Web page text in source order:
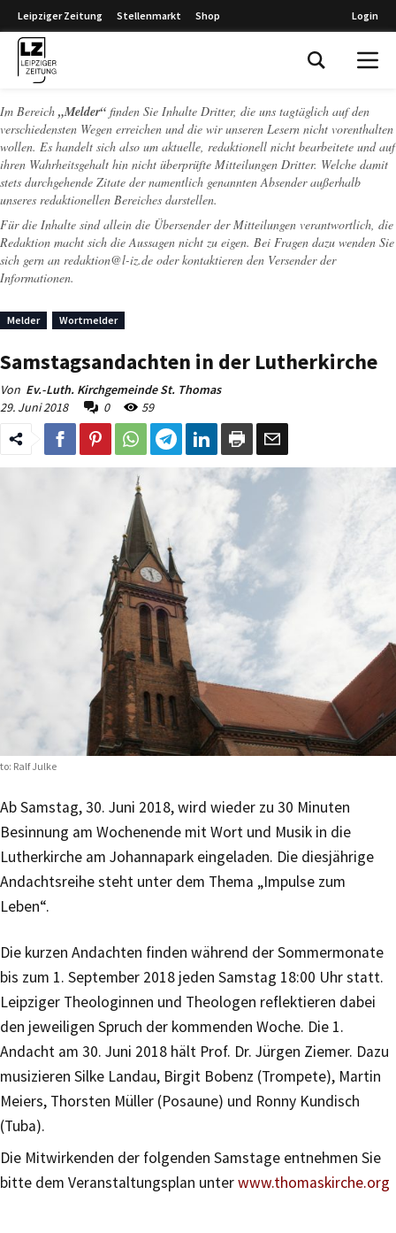
Leipziger Zeitung Stellenmarkt Shop Login
Im Bereich „Melder“ finden Sie Inhalte Dritter, die uns tagtäglich auf den
verschiedensten Wegen erreichen und die wir unseren Lesern nicht vorenthalten
wollen. Es handelt sich also um aktuelle, redaktionell nicht bearbeitete und auf
ihren Wahrheitsgehalt hin nicht überprüfte Mitteilungen Dritter. Welche damit
stets durchgehende Zitate der namentlich genannten Absender außerhalb
unseres redaktionellen Bereiches darstellen.
Für die Inhalte sind allein die Übersender der Mitteilungen verantwortlich, die
Redaktion macht sich die Aussagen nicht zu eigen. Bei Fragen dazu wenden Sie
sich gern an redaktion@l-iz.de oder kontaktieren den Versender der
Informationen.
Melder Wortmelder
Samstagsandachten in der Lutherkirche
Von Ev.-Luth. Kirchgemeinde St. Thomas
29. Juni 2018
0 59
Ralf Julke
Ab Samstag, 30. Juni 2018, wird wieder zu 30 Minuten
Besinnung am Wochenende mit Wort und Musik in die
Lutherkirche am Johannapark eingeladen. Die diesjährige
Andachtsreihe steht unter dem Thema „Impulse zum
Leben“.
Die kurzen Andachten finden während der Sommermonate
bis zum 1. September 2018 jeden Samstag 18:00 Uhr statt.
Leipziger Theologinnen und Theologen reflektieren dabei
den jeweiligen Spruch der kommenden Woche. Die 1.
Andacht am 30. Juni 2018 hält Prof. Dr. Jürgen Ziemer. Dazu
musizieren Silke Landau, Birgit Bobenz (Trompete), Martin
Meiers, Thorsten Müller (Posaune) und Ronny Kundisch
(Tuba).
Die Mitwirkenden der folgenden Samstage entnehmen Sie
bitte dem Veranstaltungsplan unterwww.thomaskirche.org